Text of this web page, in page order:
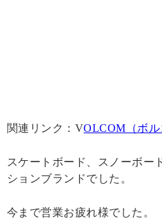
関連リンク：VOLCOM（ボル
スケートボード、スノーボー
ションブランドでした。
今まで営業お疲れ様でした。